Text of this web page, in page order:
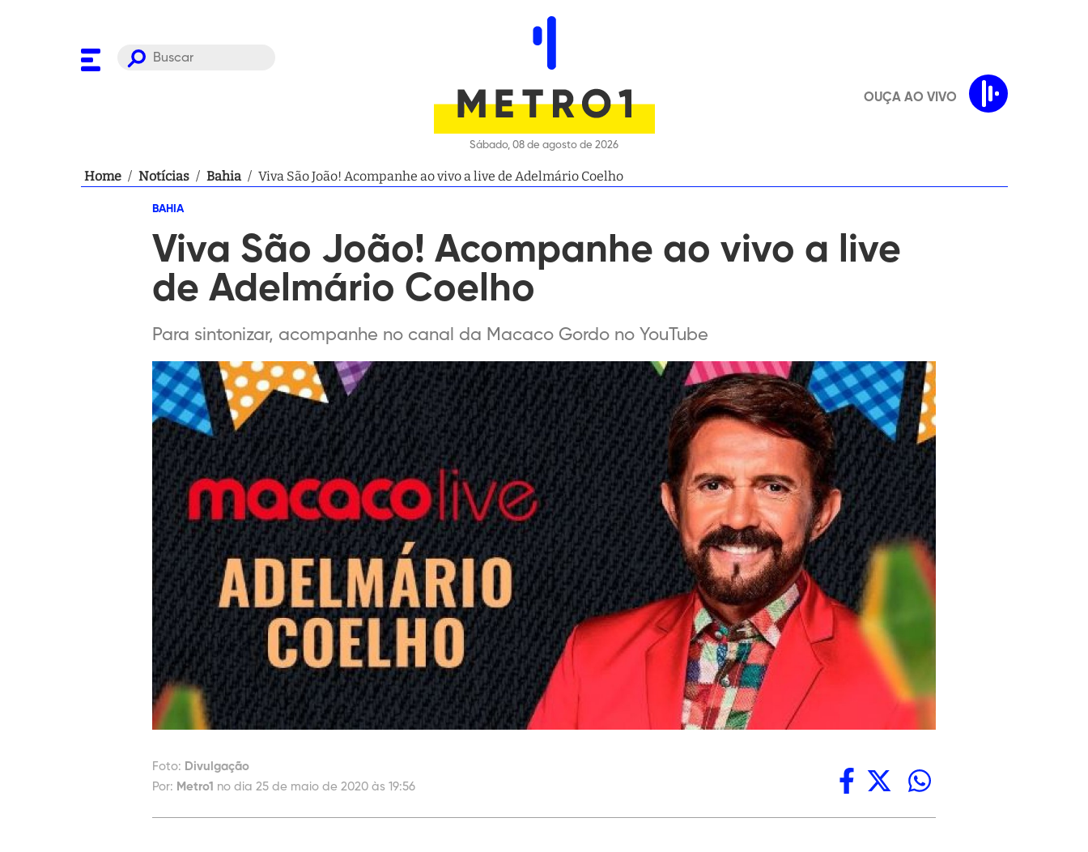
Sábado, 08 de agosto de 2026
OUÇA AO VIVO
Home / Notícias / Bahia / Viva São João! Acompanhe ao vivo a live de Adelmário Coelho
BAHIA
Viva São João! Acompanhe ao vivo a live
de Adelmário Coelho
Para sintonizar, acompanhe no canal da Macaco Gordo no YouTube
Foto: Divulgação
Por: Metro1 no dia 25 de maio de 2020 às 19:56